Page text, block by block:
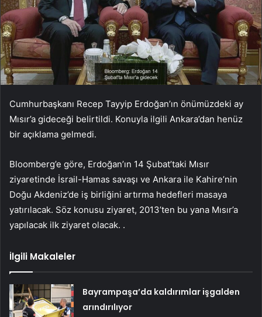
Cumhurbaşkanı Recep Tayyip Erdoğan’ın önümüzdeki ay
Mısır’a gideceği belirtildi. Konuyla ilgili Ankara’dan henüz
bir açıklama gelmedi.
Bloomberg’e göre, Erdoğan’ın 14 Şubat’taki Mısır
ziyaretinde İsrail-Hamas savaşı ve Ankara ile Kahire’nin
Doğu Akdeniz’de iş birliğini artırma hedefleri masaya
yatırılacak. Söz konusu ziyaret, 2013’ten bu yana Mısır’a
yapılacak ilk ziyaret olacak. .
İlgili Makaleler
Bayrampaşa’da kaldırımlar işgalden
arındırılıyor